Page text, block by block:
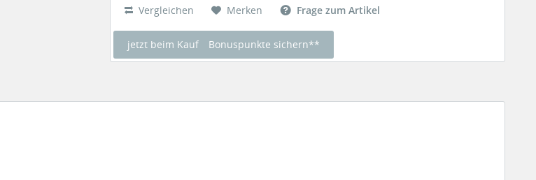
Vergleichen Merken Frage zum Artikel
jetzt beim Kauf Bonuspunkte sichern**